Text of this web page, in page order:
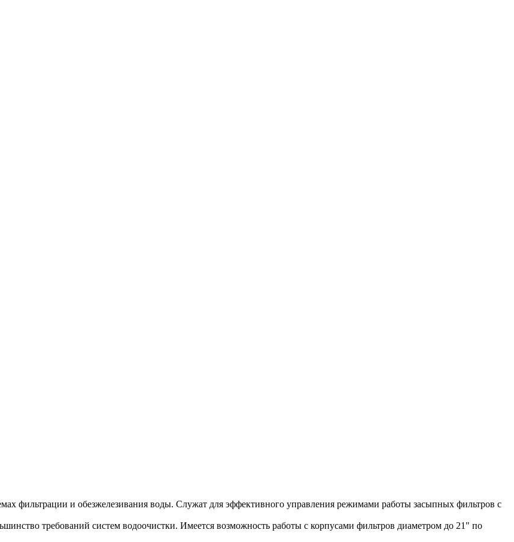
фильтрации и обезжелезивания воды. Служат для эффективного управления режимами работы засыпных фильтров с
требований систем водоочистки. Имеется возможность работы с корпусами фильтров диаметром до 21" по